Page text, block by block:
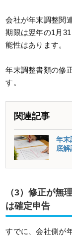
会社が年末調整関
期限は翌年の1月
能性はあります。
年末調整書類の修
す。
関連記事
年末
底解
（3）修正が無
は確定申告
すでに、会社側が